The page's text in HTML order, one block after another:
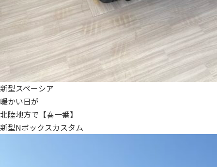
新型スペーシア
暖かい日が
北陸地方で【春一番】
新型Nボックスカスタム